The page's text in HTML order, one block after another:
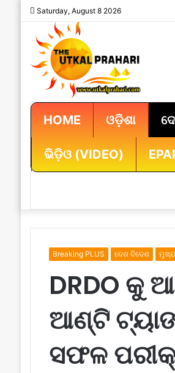
Saturday, August 8 2026
HOME ଓଡ଼ିଶା
ଭିଡ଼ିଓ (VIDEO)
Breaking PLUS ଦେଶ ବିଦେଶ
DRDO କୁ
ଆଣ୍ଟି
ସଫଳ